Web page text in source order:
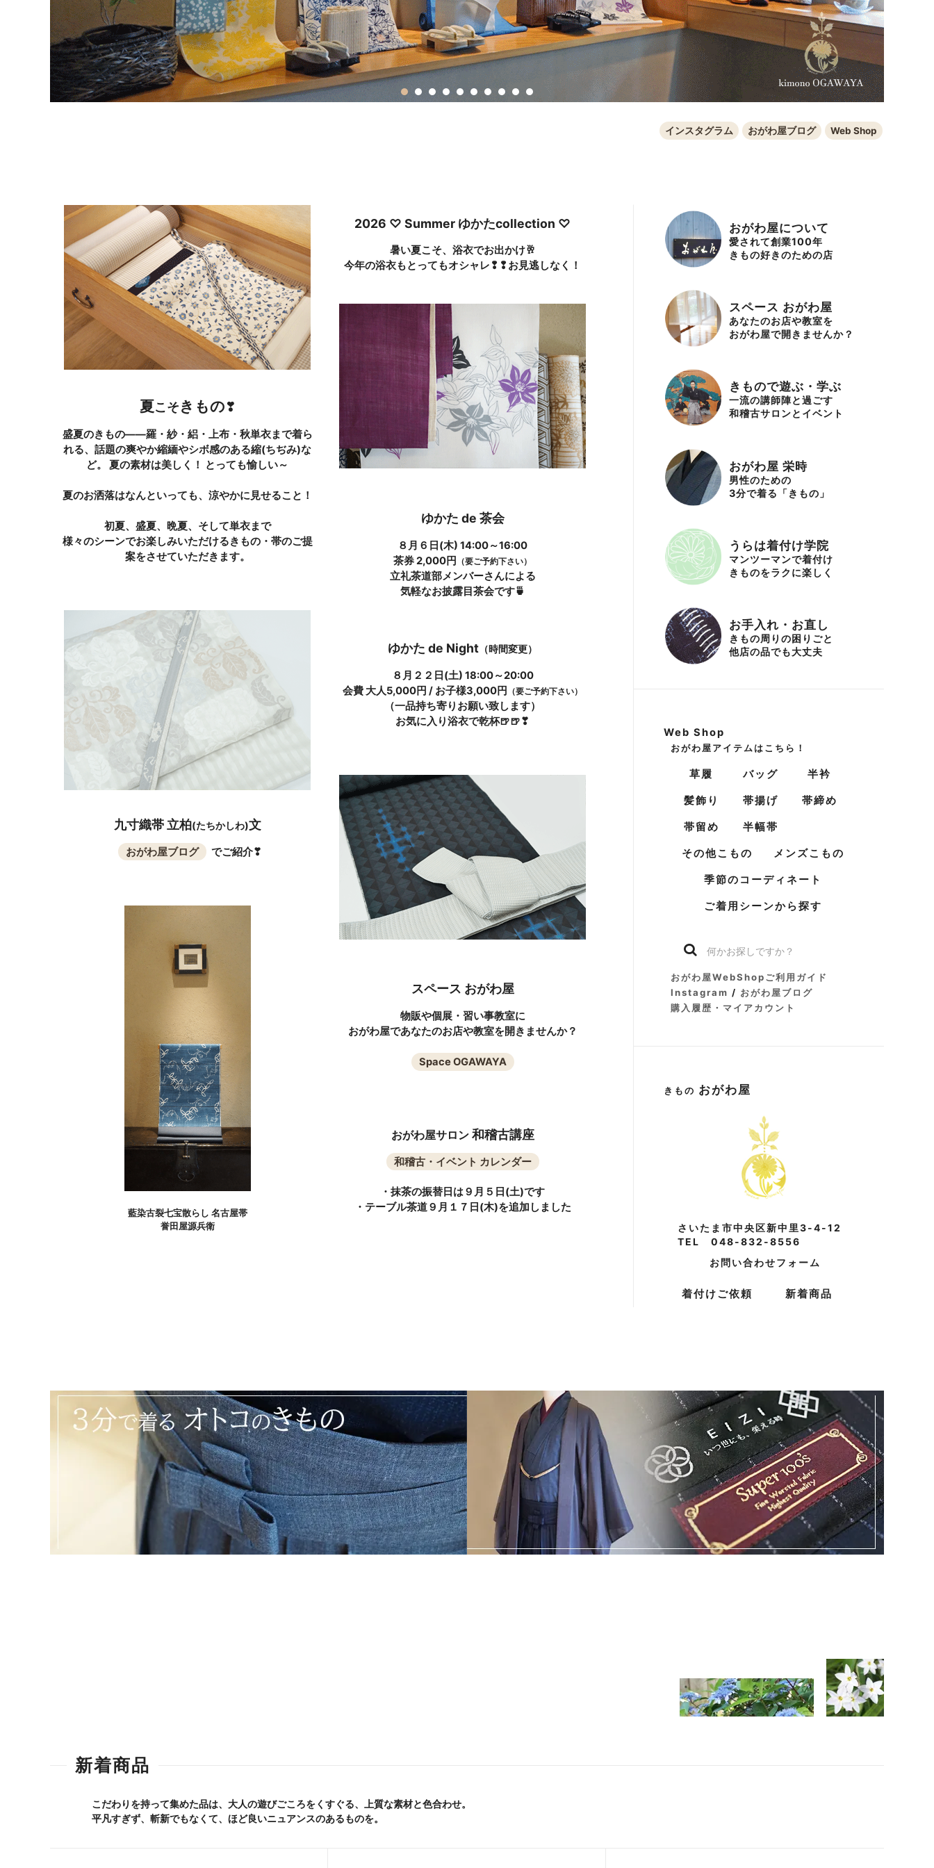
インスタグラム おがわ屋ブログ Web Shop
夏こそきもの❣
盛夏のきもの――羅・紗・絽・上布・秋単衣まで着ら
れる、話題の爽やか縮緬やシボ感のある縮(ちぢみ)な
ど。 夏の素材は美しく！ とっても愉しい～
夏のお洒落はなんといっても、涼やかに見せること！
初夏、盛夏、晩夏、そして単衣まで
様々のシーンでお楽しみいただけるきもの・帯のご提
案をさせていただきます。
九寸織帯 立柏(たちかしわ)文
おがわ屋ブログ でご紹介❣
藍染古裂七宝散らし 名古屋帯
誉田屋源兵衛
2026 ♡ Summer ゆかたcollection ♡
暑い夏こそ、浴衣でお出かけ🥂
今年の浴衣もとってもオシャレ❢❢お見逃しなく！
ゆかた de 茶会
８月６日(木) 14:00～16:00
茶券 2,000円
（要ご予約下さい）
立礼茶道部メンバーさんによる
気軽なお披露目茶会です🍵
ゆかた de Night （時間変更）
８月２２日(土) 18:00～20:00
会費 大人5,000円 / お子様3,000円
（要ご予約下さい）
（一品持ち寄りお願い致します）
お気に入り浴衣で乾杯🍺🍺❣
スペース おがわ屋
物販や個展・習い事教室に
おがわ屋であなたのお店や教室を開きませんか？
Space OGAWAYA
おがわ屋サロン和稽古講座
和稽古・イベント カレンダー
・抹茶の振替日は９月５日(土)です
・テーブル茶道９月１７日(木)を追加しました
おがわ屋について
愛されて創業100年
きもの好きのための店
スペース おがわ屋
あなたのお店や教室を
おがわ屋で開きませんか？
きもので遊ぶ・学ぶ
一流の講師陣と過ごす
和稽古サロンとイベント
おがわ屋 栄時
男性のための
3分で着る「きもの」
うらは着付け学院
マンツーマンで着付け
きものをラクに楽しく
お手入れ・お直し
きもの周りの困りごと
他店の品でも大丈夫
Web Shop
おがわ屋アイテムはこちら！
草履 バッグ 半衿
髪飾り 帯揚げ 帯締め
帯留め 半幅帯
その他こもの メンズこもの
季節のコーディネート
ご着用シーンから探す
おがわ屋WebShopご利用ガイド
Instagram / おがわ屋ブログ
購入履歴・マイアカウント
きもの おがわ屋
さいたま市中央区新中里3-4-12
TEL 048-832-8556
お問い合わせフォーム
着付けご依頼 新着商品
新着商品
こだわりを持って集めた品は、大人の遊びごころをくすぐる、上質な素材と色合わせ。
平凡すぎず、斬新でもなくて、ほど良いニュアンスのあるものを。